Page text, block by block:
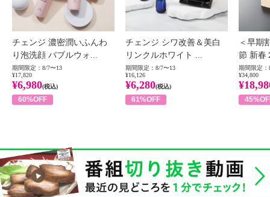
チェンジ 濃密潤いふんわ
り泡洗顔 バブルウォ...
期間限定：8/7〜13
¥17,820
¥6,980(税込)
60%OFF
チェンジ シワ改善＆美白
リンクルホワイト ...
期間限定：8/7〜13
¥16,126
¥6,280(税込)
61%OFF
＜早期
節 新春
期間限定：
¥34,800